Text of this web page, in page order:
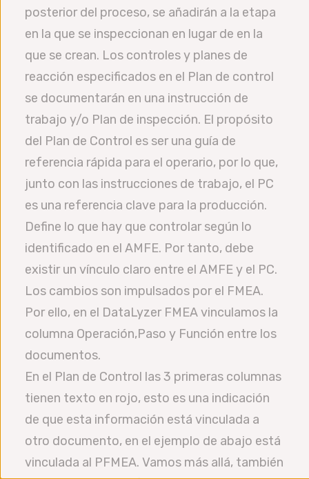
posterior del proceso, se añadirán a la etapa
en la que se inspeccionan en lugar de en la
que se crean. Los controles y planes de
reacción especificados en el Plan de control
se documentarán en una instrucción de
trabajo y/o Plan de inspección. El propósito
del Plan de Control es ser una guía de
referencia rápida para el operario, por lo que,
junto con las instrucciones de trabajo, el PC
es una referencia clave para la producción.
Define lo que hay que controlar según lo
identificado en el AMFE. Por tanto, debe
existir un vínculo claro entre el AMFE y el PC.
Los cambios son impulsados por el FMEA.
Por ello, en el DataLyzer FMEA vinculamos la
columna Operación,Paso y Función entre los
documentos.
En el Plan de Control las 3 primeras columnas
tienen texto en rojo, esto es una indicación
de que esta información está vinculada a
otro documento, en el ejemplo de abajo está
vinculada al PFMEA. Vamos más allá, también